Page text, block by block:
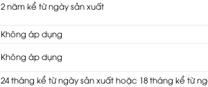
2 năm kể từ ngày sản xuất
Không áp dụng
Không áp dụng
24 tháng kể từ ngày sản xuất hoặc 18 tháng kể từ